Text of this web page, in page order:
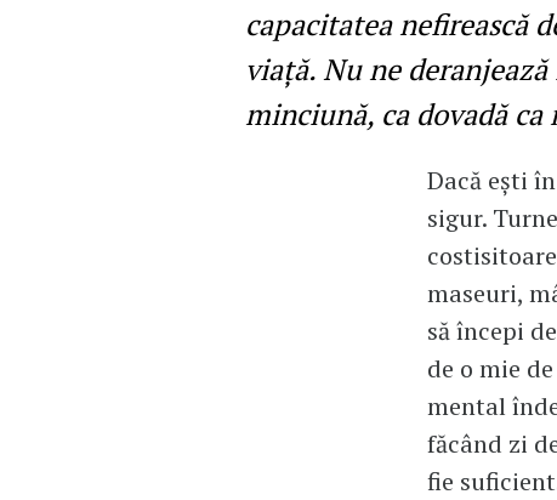
capacitatea nefirească
viață. Nu ne
minciună, ca dovadă
Dacă ești
sigur.
maseuri,
să începi
de o mie
mental
făcând zi
fie